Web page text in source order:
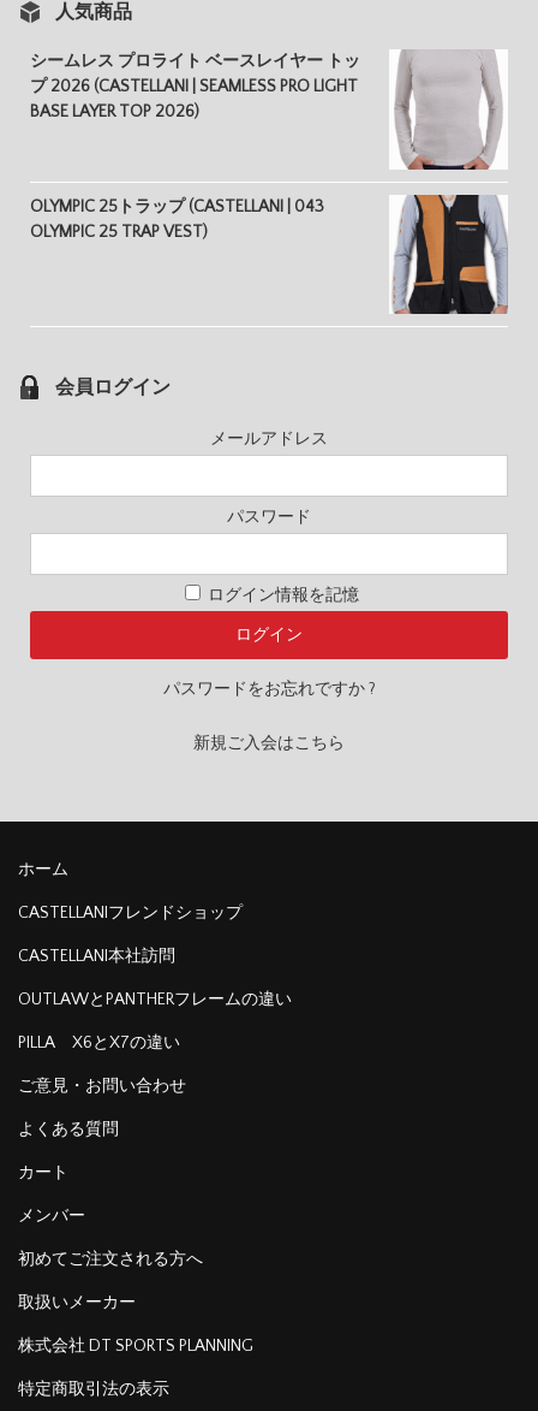
人気商品
シームレス プロライト ベースレイヤー トッ
プ 2026 (CASTELLANI | SEAMLESS PRO LIGHT
BASE LAYER TOP 2026)
OLYMPIC 25トラップ (CASTELLANI | 043
OLYMPIC 25 TRAP VEST)
会員ログイン
メールアドレス
パスワード
ログイン情報を記憶
パスワードをお忘れですか ?
新規ご入会はこちら
ホーム
CASTELLANIフレンドショップ
CASTELLANI本社訪問
OUTLAWとPANTHERフレームの違い
PILLA X6とX7の違い
ご意見・お問い合わせ
よくある質問
カート
メンバー
初めてご注文される方へ
取扱いメーカー
株式会社 DT SPORTS PLANNING
特定商取引法の表示